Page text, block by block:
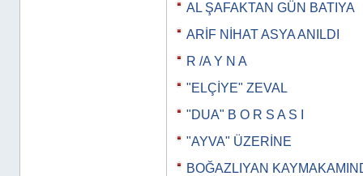
AL ŞAFAKTAN GÜN BATIYA
ARİF NİHAT ASYA ANILDI
R /A Y N A
"ELÇİYE" ZEVAL
"DUA" B O R S A S I
"AYVA" ÜZERİNE
BOĞAZLIYAN